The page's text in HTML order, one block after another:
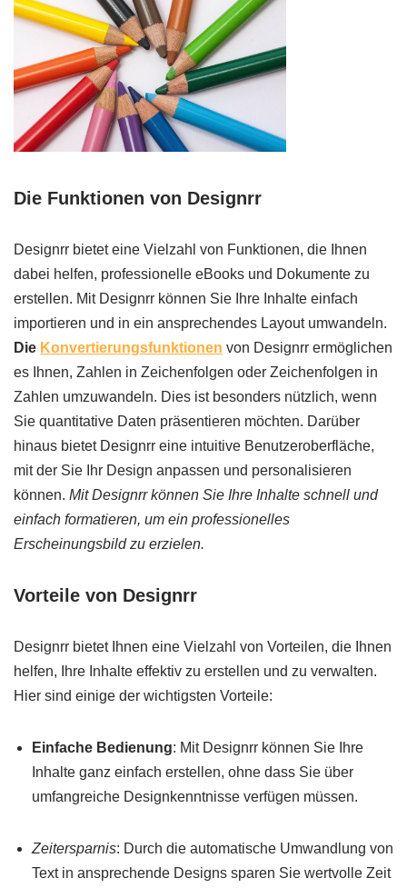
Die Funktionen von Designrr
Designrr bietet eine Vielzahl von Funktionen, die Ihnen
dabei helfen, professionelle eBooks und Dokumente zu
erstellen. Mit Designrr können Sie Ihre Inhalte einfach
importieren und in ein ansprechendes Layout umwandeln.
Die Konvertierungsfunktionen von Designrr ermöglichen
es Ihnen, Zahlen in Zeichenfolgen oder Zeichenfolgen in
Zahlen umzuwandeln. Dies ist besonders nützlich, wenn
Sie quantitative Daten präsentieren möchten. Darüber
hinaus bietet Designrr eine intuitive Benutzeroberfläche,
mit der Sie Ihr Design anpassen und personalisieren
können. Mit Designrr können Sie Ihre Inhalte schnell und
einfach formatieren, um ein professionelles
Erscheinungsbild zu erzielen.
Vorteile von Designrr
Designrr bietet Ihnen eine Vielzahl von Vorteilen, die Ihnen
helfen, Ihre Inhalte effektiv zu erstellen und zu verwalten.
Hier sind einige der wichtigsten Vorteile:
Einfache Bedienung: Mit Designrr können Sie Ihre
Inhalte ganz einfach erstellen, ohne dass Sie über
umfangreiche Designkenntnisse verfügen müssen.
Zeitersparnis: Durch die automatische Umwandlung von
Text in ansprechende Designs sparen Sie wertvolle Zeit